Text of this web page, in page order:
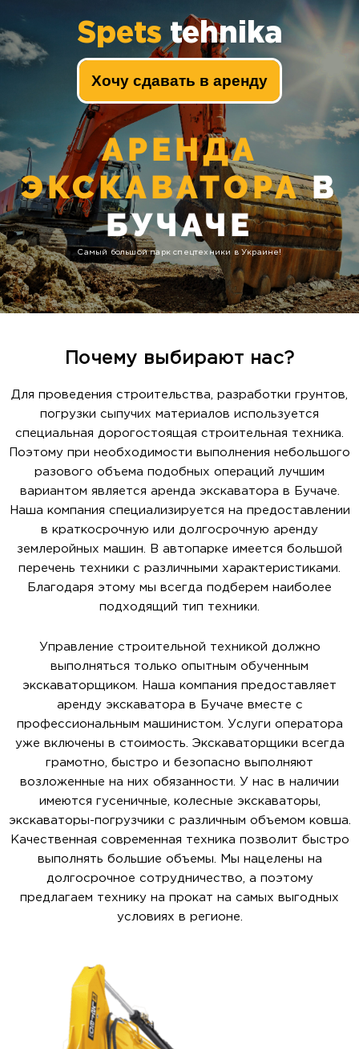
Spets tehnika
Хочу сдавать в аренду
АРЕНДА
ЭКСКАВАТОРАВ
БУЧАЧЕ
Самый большой парк спецтехники в Украине!
Почему выбирают нас?
Для проведения строительства, разработки грунтов,
погрузки сыпучих материалов используется
специальная дорогостоящая строительная техника.
Поэтому при необходимости выполнения небольшого
разового объема подобных операций лучшим
вариантом является аренда экскаватора в Бучаче.
Наша компания специализируется на предоставлении
в краткосрочную или долгосрочную аренду
землеройных машин. В автопарке имеется большой
перечень техники с различными характеристиками.
Благодаря этому мы всегда подберем наиболее
подходящий тип техники.
Управление строительной техникой должно
выполняться только опытным обученным
экскаваторщиком. Наша компания предоставляет
аренду экскаватора в Бучаче вместе с
профессиональным машинистом. Услуги оператора
уже включены в стоимость. Экскаваторщики всегда
грамотно, быстро и безопасно выполняют
возложенные на них обязанности. У нас в наличии
имеются гусеничные, колесные экскаваторы,
экскаваторы-погрузчики с различным объемом ковша.
Качественная современная техника позволит быстро
выполнять большие объемы. Мы нацелены на
долгосрочное сотрудничество, а поэтому
предлагаем технику на прокат на самых выгодных
условиях в регионе.